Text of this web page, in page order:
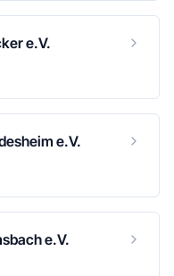
e.V.
e.V.
e.V.